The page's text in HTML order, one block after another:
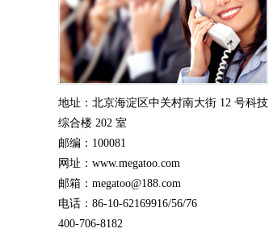
地址：北京海淀区中关村南大街 12 号科技
综合楼 202 室
邮编：100081
网址：www.megatoo.com
邮箱：megatoo@188.com
电话：86-10-62169916/56/76
400-706-8182